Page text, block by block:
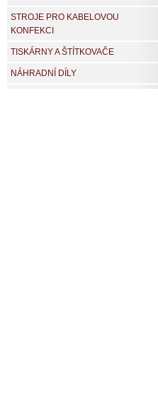
STROJE PRO KABELOVOU
KONFEKCI
TISKÁRNY A ŠTÍTKOVAČE
NÁHRADNÍ DÍLY